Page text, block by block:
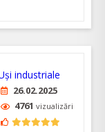
26.02.2025
4761 vizualizări